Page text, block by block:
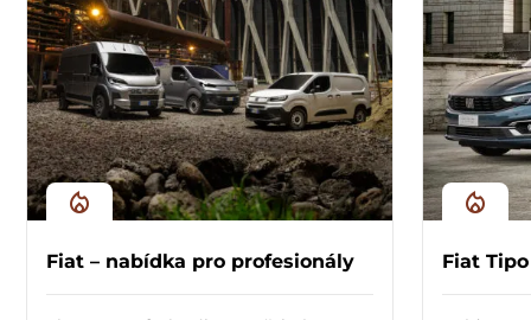
Fiat – nabídka pro profesionály Fiat